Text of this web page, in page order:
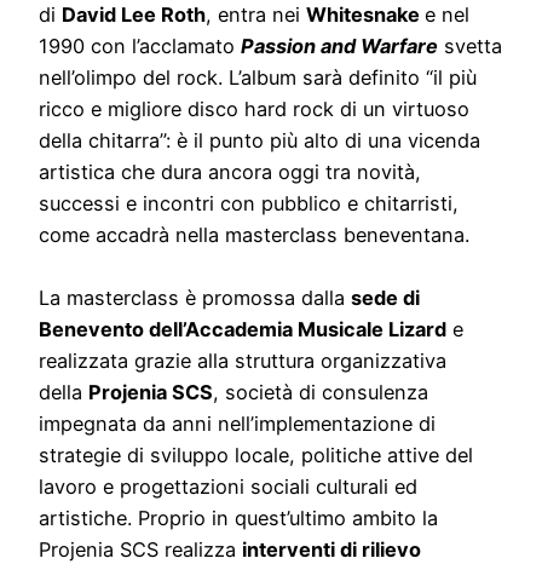
di David Lee Roth, entra nei Whitesnake e nel
1990 con l’acclamato Passion and Warfare svetta
nell’olimpo del rock. L’album sarà definito “il più
ricco e migliore disco hard rock di un virtuoso
della chitarra”: è il punto più alto di una vicenda
artistica che dura ancora oggi tra novità,
successi e incontri con pubblico e chitarristi,
come accadrà nella masterclass beneventana.
La masterclass è promossa dalla sede di
Benevento dell’Accademia Musicale Lizard e
realizzata grazie alla struttura organizzativa
della Projenia SCS, società di consulenza
impegnata da anni nell’implementazione di
strategie di sviluppo locale, politiche attive del
lavoro e progettazioni sociali culturali ed
artistiche. Proprio in quest’ultimo ambito la
Projenia SCS realizza interventi di rilievo